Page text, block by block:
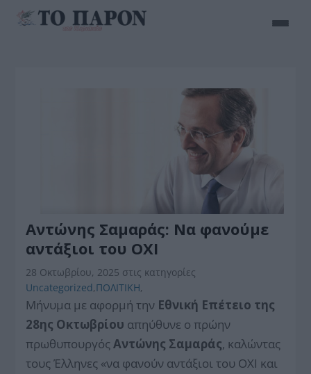
Αντώνης Σαμαράς: Να φανούμε
αντάξιοι του ΟΧΙ
28 Οκτωβρίου, 2025 στις κατηγορίες
Uncategorized,ΠΟΛΙΤΙΚΗ,
Μήνυμα με αφορμή την Εθνική Επέτειο της
28ης Οκτωβρίου απηύθυνε ο πρώην
πρωθυπουργόςΑντώνης Σαμαράς, καλώντας
τους Έλληνες «να φανούν αντάξιοι του ΟΧΙ και